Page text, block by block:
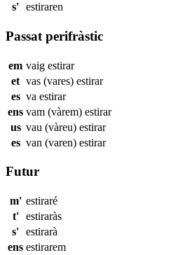
s' estiraren
Passat perifràstic
em vaig estirar
et vas (vares) estirar
es va estirar
ens vam (vàrem) estirar
us vau (vàreu) estirar
es van (varen) estirar
Futur
m' estiraré
t'
estiraràs
s' estirarà
ens estirarem